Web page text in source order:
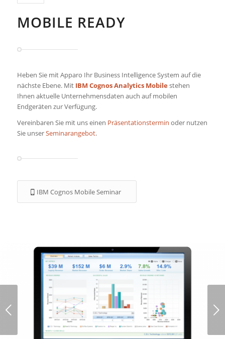
MOBILE READY
Heben Sie mit Apparo Ihr Business Intelligence System auf die
nächste Ebene. MitIBM Cognos Analytics Mobilestehen
Ihnen aktuelle Unternehmensdaten auch auf mobilen
Endgeräten zur Verfügung.
Vereinbaren Sie mit uns einen Präsentationstermin oder nutzen
Sie unserSeminarangebot.
IBM Cognos Mobile Seminar
Weiter